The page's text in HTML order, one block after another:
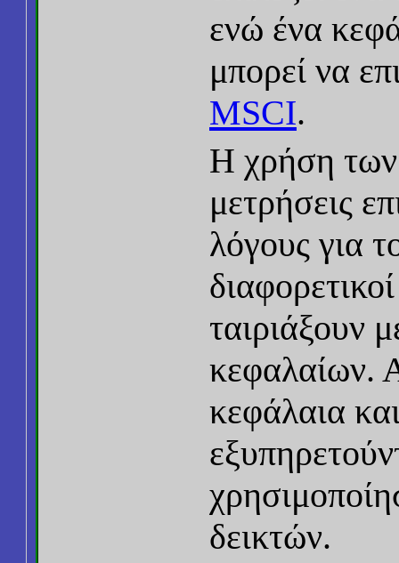
ενώ ένα
μπορεί να
MSCI.
Η χρήση των
μετρήσεις
λόγους για
ταιριάξουν
κεφαλαίων.
κεφάλαια
δεικτών.